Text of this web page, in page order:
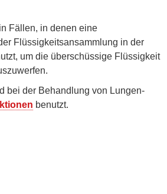
Fällen, in denen eine
Flüssigkeitsansammlung in der
um die überschüssige Flüssigkeit
bei der Behandlung von Lungen-
benutzt.